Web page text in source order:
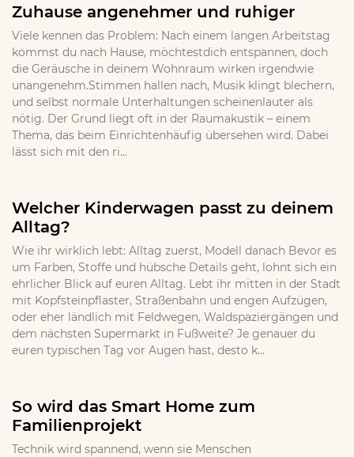
Zuhause angenehmer und ruhiger
Viele kennen das Problem: Nach einem langen Arbeitstag
kommst du nach Hause, möchtestdich entspannen, doch
die Geräusche in deinem Wohnraum wirken irgendwie
unangenehm.Stimmen hallen nach, Musik klingt blechern,
und selbst normale Unterhaltungen scheinenlauter als
nötig. Der Grund liegt oft in der Raumakustik – einem
Thema, das beim Einrichtenhäufig übersehen wird. Dabei
lässt sich mit den ri...
Welcher Kinderwagen passt zu deinem
Alltag?
Wie ihr wirklich lebt: Alltag zuerst, Modell danach Bevor es
um Farben, Stoffe und hübsche Details geht, lohnt sich ein
ehrlicher Blick auf euren Alltag. Lebt ihr mitten in der Stadt
mit Kopfsteinpflaster, Straßenbahn und engen Aufzügen,
oder eher ländlich mit Feldwegen, Waldspaziergängen und
dem nächsten Supermarkt in Fußweite? Je genauer du
euren typischen Tag vor Augen hast, desto k...
So wird das Smart Home zum
Familienprojekt
Technik wird spannend, wenn sie Menschen